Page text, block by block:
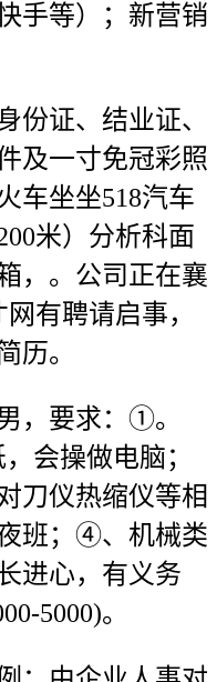
手等）；新营销
证、结业证、
及一寸免冠彩照
车坐坐518汽车
米）分析科面
，。公司正在襄
有聘请启事，
历。
要求：①。
会操做电脑；
刀仪热缩仪等相
班；④、机械类
进心，有义务
5000)。